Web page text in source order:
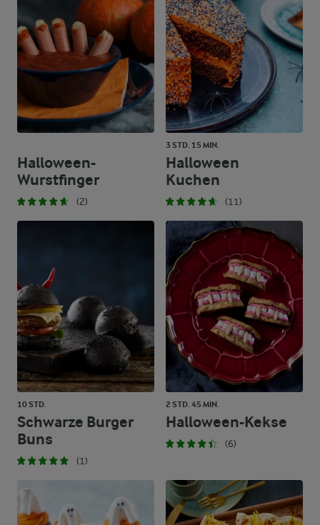
Halloween-
Wurstfinger
(2)
3 STD. 15 MIN.
Halloween
Kuchen
(11)
10 STD.
Schwarze Burger
Buns
(1)
2 STD. 45 MIN.
Halloween-Kekse
(6)